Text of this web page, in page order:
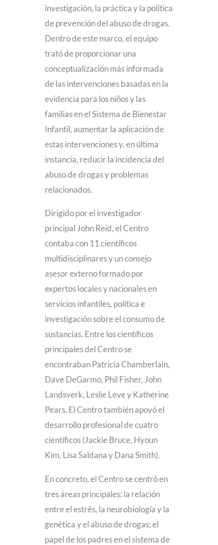
investigación, la práctica y la política
de prevención del abuso de drogas.
Dentro de este marco, el equipo
trató de proporcionar una
conceptualización más informada
de las intervenciones basadas en la
evidencia para los niños y las
familias en el Sistema de Bienestar
Infantil, aumentar la aplicación de
estas intervenciones y, en última
instancia, reducir la incidencia del
abuso de drogas y problemas
relacionados.
Dirigido por el investigador
principal John Reid, el Centro
contaba con 11 científicos
multidisciplinares y un consejo
asesor externo formado por
expertos locales y nacionales en
servicios infantiles, política e
investigación sobre el consumo de
sustancias. Entre los científicos
principales del Centro se
encontraban Patricia Chamberlain,
Dave DeGarmo, Phil Fisher, John
Landsverk, Leslie Leve y Katherine
Pears. El Centro también apoyó el
desarrollo profesional de cuatro
científicos (Jackie Bruce, Hyoun
Kim, Lisa Saldana y Dana Smith).
En concreto, el Centro se centró en
tres áreas principales: la relación
entre el estrés, la neurobiología y la
genética y el abuso de drogas; el
papel de los padres en el sistema de